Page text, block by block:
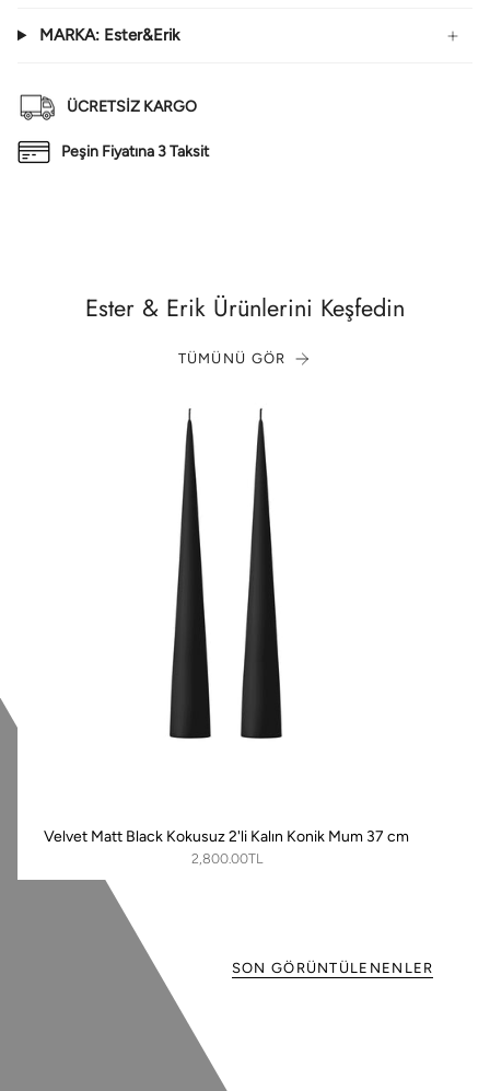
MARKA: Ester&Erik
ÜCRETSİZ KARGO
Peşin Fiyatına 3 Taksit
Ester & Erik Ürünlerini Keşfedin
TÜMÜNÜ GÖR
Velvet Matt Black Kokusuz 2'li Kalın Konik Mum 37 cm
2,800.00TL
SON GÖRÜNTÜLENENLER